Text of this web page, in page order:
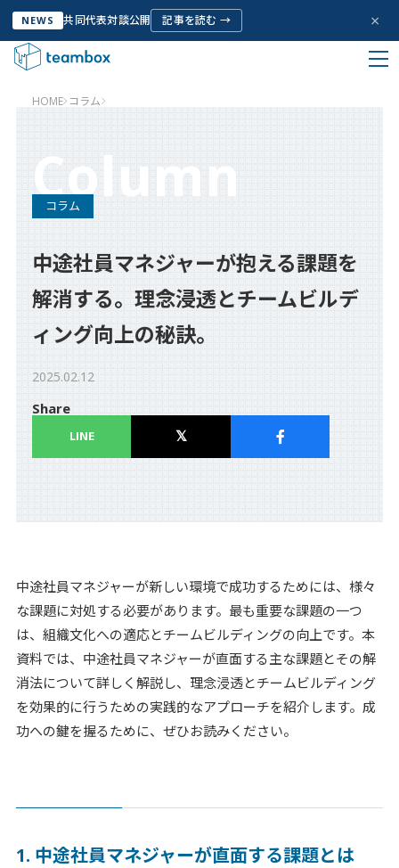
NEWS 共同代表対談公開 記事を読む → ×
Company Info
サービス
お客様の声
Voice
Initiative
Column
資料請求
お問い合わせ
利用規約
HOME コラム
Column
コラム
中途社員マネジャーが抱える課題を
解消する。理念浸透とチームビルデ
ィング向上の秘訣。
2025.02.12
Share
LINE
中途社員マネジャーが新しい環境で成功するためには、様々
な課題に対処する必要があります。最も重要な課題の一つ
は、組織文化への適応とチームビルディングの向上です。本
資料では、中途社員マネジャーが直面する主な課題とその解
消法について詳しく解説し、理念浸透とチームビルディング
を効果的に行うための実践的なアプローチを紹介します。成
功への鍵を握るために、ぜひお読みください。
1. 中途社員マネジャーが直面する課題とは